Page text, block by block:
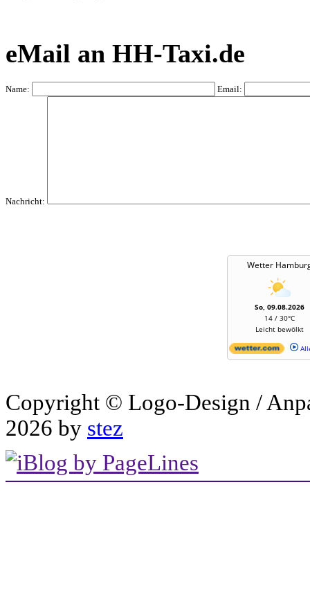
eMail an HH-Taxi.de
Name: Email:
Nachricht:
Wetter
So, 09.08.2026
14 / 30°C
Leicht bewölkt
Copyright © Logo-Design /
2026 by stez